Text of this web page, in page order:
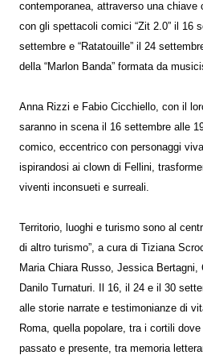
contemporanea, attraverso una chiave
con gli spettacoli comici “Zit 2.0” il 16
settembre e “Ratatouille” il 24
della “Marlon Banda” formata da
Anna Rizzi e Fabio Cicchiello, con il
saranno in scena il 16 settembre alle
comico, eccentrico con personaggi
ispirandosi ai clown di Fellini,
viventi inconsueti e surreali.
Territorio, luoghi e turismo sono al
di altro turismo”, a cura di Tiziana
Maria Chiara Russo, Jessica Bertagni,
Danilo Turnaturi. Il 16, il 24 e il 30
alle storie narrate e testimonianze di
Roma, quella popolare, tra i cortili
passato e presente, tra memoria